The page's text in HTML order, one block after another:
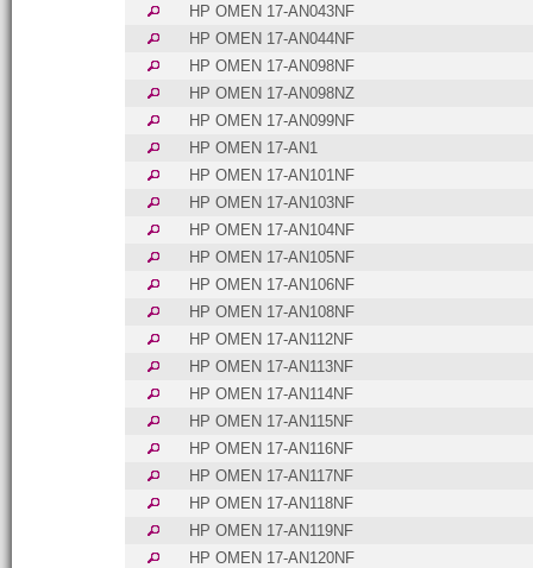
HP OMEN 17-AN043NF
HP OMEN 17-AN044NF
HP OMEN 17-AN098NF
HP OMEN 17-AN098NZ
HP OMEN 17-AN099NF
HP OMEN 17-AN1
HP OMEN 17-AN101NF
HP OMEN 17-AN103NF
HP OMEN 17-AN104NF
HP OMEN 17-AN105NF
HP OMEN 17-AN106NF
HP OMEN 17-AN108NF
HP OMEN 17-AN112NF
HP OMEN 17-AN113NF
HP OMEN 17-AN114NF
HP OMEN 17-AN115NF
HP OMEN 17-AN116NF
HP OMEN 17-AN117NF
HP OMEN 17-AN118NF
HP OMEN 17-AN119NF
HP OMEN 17-AN120NF